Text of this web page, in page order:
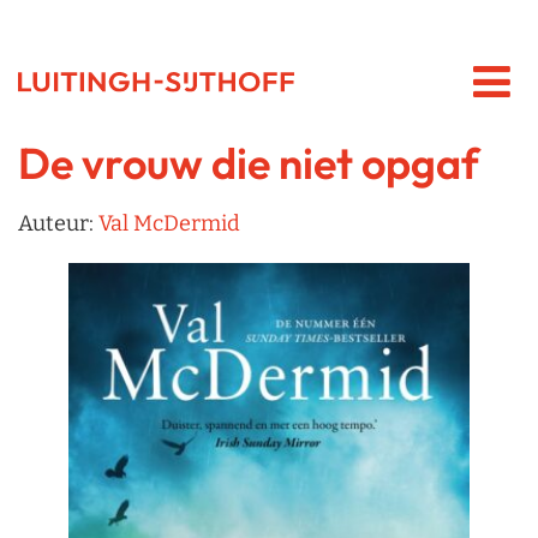
De vrouw die niet opgaf
Auteur: Val McDermid